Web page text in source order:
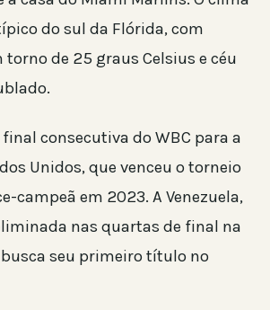
do sul da Flórida, com
de 25 graus Celsius e céu
consecutiva do WBC para a
Unidos, que venceu o torneio
campeã em 2023. A Venezuela,
nas quartas de final na
seu primeiro título no